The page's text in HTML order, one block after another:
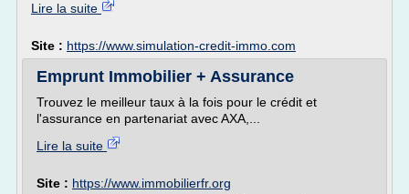
Lire la suite
Site : https://www.simulation-credit-immo.com
Emprunt Immobilier + Assurance
Trouvez le meilleur taux à la fois pour le crédit et
l'assurance en partenariat avec AXA,...
Lire la suite
Site : https://www.immobilierfr.org